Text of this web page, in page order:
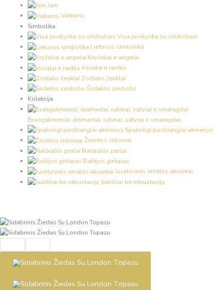
Jam
Vaikams
Simbolika
Visa juvelyrika su simboliais
Lietuvos simbolika
Kryželiai ir angelai
Inicialai ir raidės
Zodiako ženklai
Širdelės simbolis
Kolekcija
Brangakmeniai: deimantai, rubinai, safyrai ir smaragdai
Spalvingi pusbrangiai akmenys
Žėrintys cirkoniai
Natūralūs perlai
Baltijos gintaras
Juvelyrinės emalės akcentai
Subtiliai be inkrustacijų
Original
price
€300.00.
Current
price
€99.00.
produkto
kiekis:
Žiedas
London
Topazu